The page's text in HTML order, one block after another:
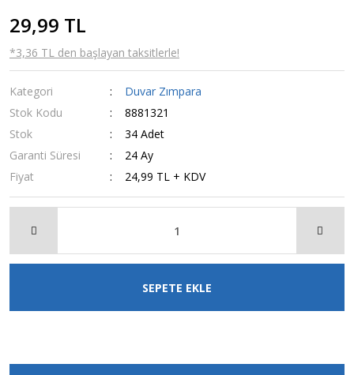
29,99 TL
*3,36 TL den başlayan taksitlerle!
Kategori
Duvar Zımpara
Stok Kodu
8881321
Stok
34 Adet
Garanti Süresi
24 Ay
Fiyat
24,99 TL + KDV
SEPETE EKLE